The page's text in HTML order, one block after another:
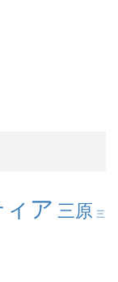
ア 三原 三